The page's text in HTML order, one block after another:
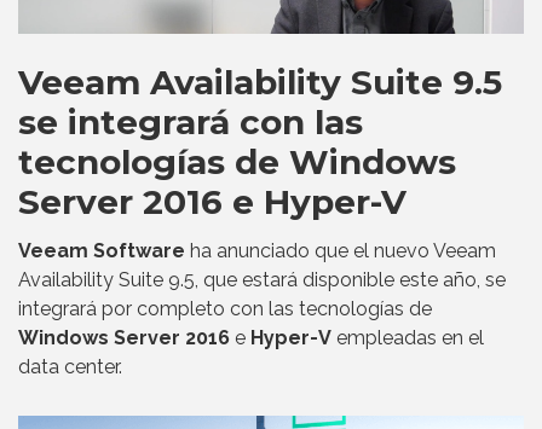
Veeam Availability Suite 9.5
se integrará con las
tecnologías de Windows
Server 2016 e Hyper-V
Veeam Software ha anunciado que el nuevo Veeam
Availability Suite 9.5, que estará disponible este año, se
integrará por completo con las tecnologías de
Windows Server 2016 e Hyper-V empleadas en el
data center.